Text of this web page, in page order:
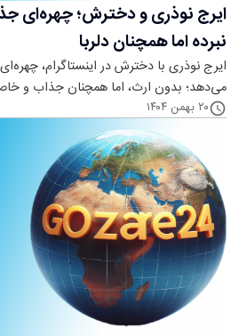
ایرج نوذری و دخترش؛ چهره‌ای
نبرده اما همچنان دلربا
ایرج نوذری با دخترش در اینستاگرام،
می‌دهد؛ بدون ارث، اما همچنان جذاب و
۲۰ بهمن ۱۴۰۴